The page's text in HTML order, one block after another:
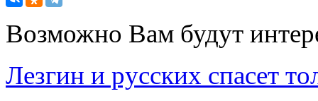
Возможно Вам будут
Лезгин и русских спасет